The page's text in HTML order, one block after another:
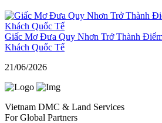
Giấc Mơ Đưa Quy Nhơn Trở Thành
Khách Quốc Tế
21/06/2026
Vietnam DMC & Land Services
For Global Partners